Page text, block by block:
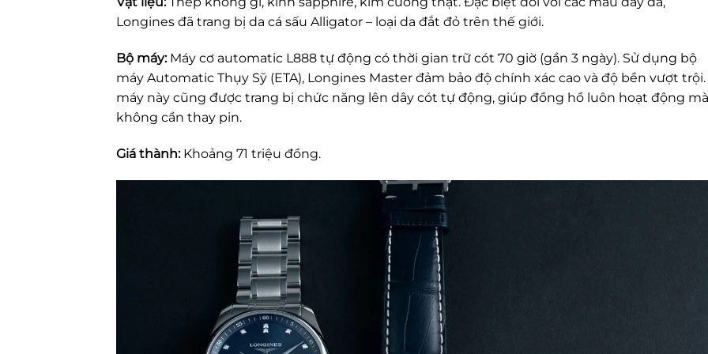
Longines đã trang bị da cá sấu Alligator – loại da đắt đỏ trên thế giới.
Bộ máy:Máy cơ automatic L888 tự động có thời gian trữ cót 70 giờ (gần 3 ngày). Sử dụng bộ
máy Automatic Thụy Sỹ (ETA), Longines Master đảm bảo độ chính xác cao và độ bền vượt trội.
máy này cũng được trang bị chức năng lên dây cót tự động, giúp đồng hồ luôn hoạt động mà
không cần thay pin.
Giá thành: Khoảng 71 triệu đồng.